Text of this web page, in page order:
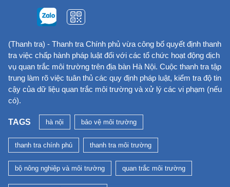
(Thanh tra) - Thanh tra Chính phủ vừa công bố quyết định thanh
tra việc chấp hành pháp luật đối với các tổ chức hoạt động dịch
vụ quan trắc môi trường trên địa bàn Hà Nội. Cuộc thanh tra tập
trung làm rõ việc tuân thủ các quy định pháp luật, kiểm tra độ tin
cậy của dữ liệu quan trắc môi trường và xử lý các vi phạm (nếu
có).
TAGS hà nội bảo vệ môi trường
thanh tra chính phủ thanh tra môi trường
bộ nông nghiệp và môi trường quan trắc môi trường